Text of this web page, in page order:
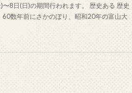
8日(日)の期間行われます。 歴史ある 歴史
60数年前にさかのぼり、昭和20年の富山大